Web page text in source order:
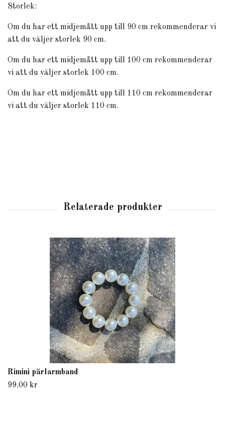
Storlek:
Om du har ett midjemått upp till 90 cm rekommenderar vi
att du väljer storlek 90 cm.
Om du har ett midjemått upp till 100 cm rekommenderar
vi att du väljer storlek 100 cm.
Om du har ett midjemått upp till 110 cm rekommenderar
vi att du väljer storlek 110 cm.
Rimini pärlarmband
99.00 kr